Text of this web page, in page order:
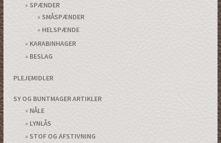
SPÆNDER
SMÅSPÆNDER
HELSPÆNDE
KARABINHAGER
BESLAG
PLEJEMIDLER
SY OG BUNTMAGER ARTIKLER
NÅLE
LYNLÅS
STOF OG AFSTIVNING